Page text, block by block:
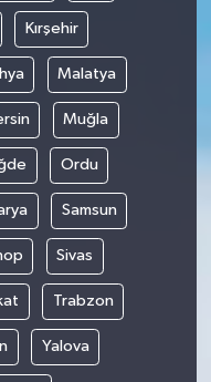
Kırşehir
Malatya
Muğla
Ordu
Samsun
Sivas
Trabzon
Yalova